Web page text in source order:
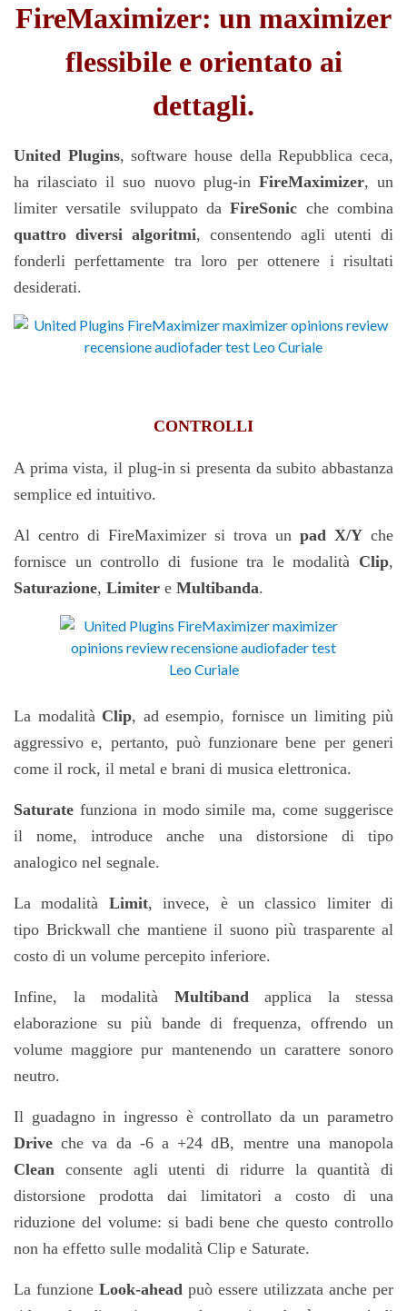
FireMaximizer: un maximizer
flessibile e orientato ai
dettagli.
United Plugins, software house della Repubblica ceca,
ha rilasciato il suo nuovo plug-in FireMaximizer, un
limiter versatile sviluppato daFireSonic che combina
quattro diversi algoritmi, consentendo agli utenti di
fonderli perfettamente tra loro per ottenere i risultati
desiderati.
CONTROLLI
A prima vista, il plug-in si presenta da subito abbastanza
semplice ed intuitivo.
Al centro di FireMaximizer si trova un pad X/Y che
fornisce un controllo di fusione tra le modalità Clip,
Saturazione, Limiter e Multibanda.
La modalità Clip, ad esempio, fornisce un limiting più
aggressivo e, pertanto, può funzionare bene per generi
come il rock, il metal e brani di musica elettronica.
Saturate funziona in modo simile ma, come suggerisce
il nome, introduce anche una distorsione di tipo
analogico nel segnale.
La modalità Limit, invece, è un classico limiter di
tipo Brickwall che mantiene il suono più trasparente al
costo di un volume percepito inferiore.
Infine, la modalità Multiband applica la stessa
elaborazione su più bande di frequenza, offrendo un
volume maggiore pur mantenendo un carattere sonoro
neutro.
Il guadagno in ingresso è controllato da un parametro
Drive che va da -6 a +24 dB, mentre una manopola
Clean consente agli utenti di ridurre la quantità di
distorsione prodotta dai limitatori a costo di una
riduzione del volume: si badi bene che questo controllo
non ha effetto sulle modalità Clip e Saturate.
La funzione Look-ahead può essere utilizzata anche per